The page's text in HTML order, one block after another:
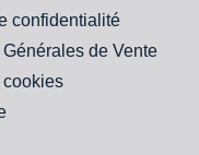
confidentialité
de Vente
cookies